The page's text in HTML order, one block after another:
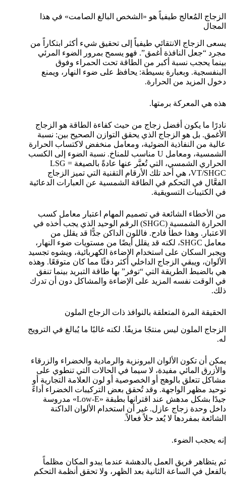
الزجاج المُعالج طيفياً هو «الشخص البالغ الصامت» في هذا
المجال
يسعى الزجاج الانتقائي طيفياً إلى تحقيق شيء أكثر ابتكاراً من
مجرد “جعل النافذة أغمق”. فهو يسمح بمرور الضوء المرئي
بينما يحجب نسبة أكبر من الطاقة تحت الحمراء وفوق
البنفسجية. وبعبارة بسيطة: يحافظ على ضوء النهار، ويمنع
دخول المزيد من الحرارة.
هذه هي المعركة برمتها.
نادرًا ما يكون أفضل زجاج من حيث كفاءة الطاقة هو الزجاج
الأغمق. بل هو الزجاج الذي يحقق التوازن الصحيح بين: نسبة
عالية من النفاذية الضوئية، ومعامل منخفض لاكتساب الحرارة
الشمسية، ومعامل U مناسب للمناخ. نسبة الضوء إلى الكسب
الحراري الشمسي، التي تُعبَّر عنها عادةً بالصيغة LSG =
VT/SHGC، هي أحد تلك الأرقام التقنية التي تميز الزجاج
الفعَّال في التحكم في الطاقة الشمسية عن العبارات الدعائية
في الكتيبات التسويقية.
من الأخطاء الشائعة في تصميم المهام اعتبار معامل كسب
الحرارة الشمسية (SHGC) الرقم الوحيد الذي يجب أخذه في
الاعتبار. وهذا خطأ فادح. فاللون الداكن جدًّا قد يقلل من
معامل SHGC، لكنه قد يقلل أيضًا من مستويات ضوء النهار،
ويجبر السكان على استخدام الإضاءة الكهربائية، ويشوه تجسيد
الألوان، ويبقي الزجاج الداخلي أكثر دفئًا مما كان متوقعًا. وهذه
هي بالضبط الطريقة التي “توفر” بها طاقة التبريد بينما تنفق
في الوقت نفسه المزيد على الإضاءة والمشاكل دون أن تدرك
ذلك.
الحقيقة المرة المتعلقة بالنوافذ ذات الزجاج الملون
الزجاج الملون ليس منتجًا مزيفًا. لكنه غالبًا ما يُبالغ في الترويج
له.
يمكن أن تكون الألوان البرونزية والرمادية والخضراء والزرقاء
والأزرق المائي مفيدة، لا سيما في الحالات التي تنطوي على
مشاكل تتعلق بالوهج أو الخصوصية أو لون العلامة التجارية أو
توحيد مظهر الواجهة. وقد تُحقق بعض التركيبات الخضراء أداءً
جيدًا بشكل مدهش عند اقترانها بطبقة «Low-E» مدروسة
داخل وحدة زجاج عازل. غير أن استخدام الألوان الداكنة
الشائعة بمفردها لا يُعد حلاً فعالاً.
إنه يحجب الضوء.
ثم يتظاهر فريق العمل بالدهشة عندما يبدو المكان مظلماً
بالفعل في الساعة الثانية بعد الظهر، ولا تحقق أنظمة التحكم